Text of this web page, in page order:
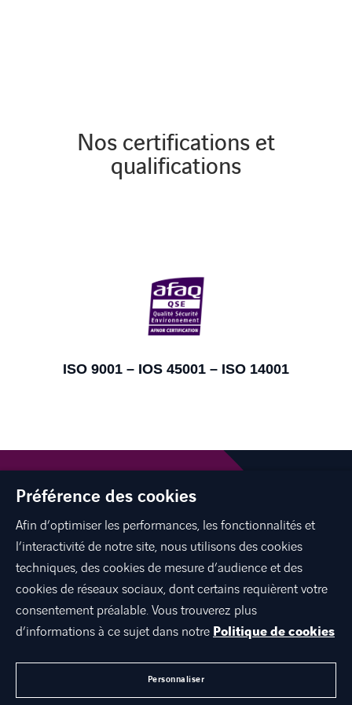
Nos certifications et
qualifications
ISO 9001 – IOS 45001 – ISO 14001
linkedinyoutubespotify
DÉCOUVREZ AXIANS
CARRIÈRES
NOUS CONTACTER
Préférence des cookies
Afin d’optimiser les performances, les fonctionnalités et
l’interactivité de notre site, nous utilisons des cookies
techniques, des cookies de mesure d’audience et des
cookies de réseaux sociaux, dont certains requièrent votre
consentement préalable. Vous trouverez plus
d’informations à ce sujet dans notre Politique de cookies
Personnaliser